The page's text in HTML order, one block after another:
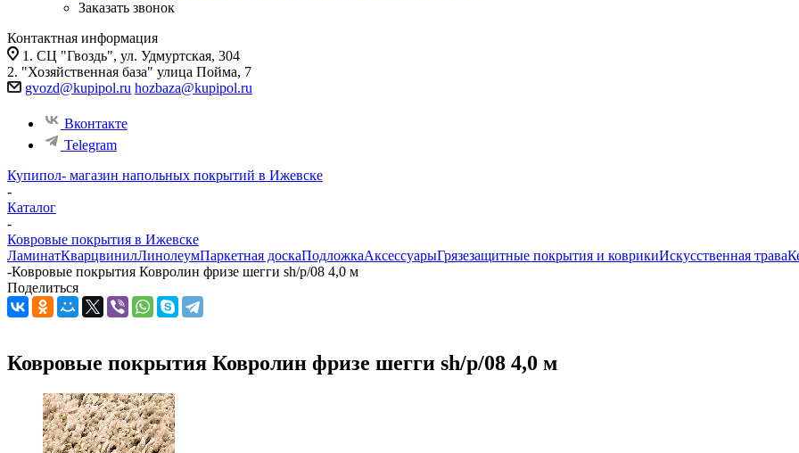
Заказать звонок
Контактная информация
1. СЦ "Гвоздь", ул. Удмуртская, 304
2. "Хозяйственная база" улица Пойма, 7
gvozd@kupipol.ru hozbaza@kupipol.ru
Вконтакте
Telegram
Купипол- магазин напольных покрытий в Ижевске
-
Каталог
-
Ковровые покрытия в Ижевске
ЛаминатКварцвинилЛинолеумПаркетная доскаПодложкаАксессуарыГрязезащитные покрытия и коврикиИскусственная трава
-Ковровые покрытия Ковролин фризе шегги sh/p/08 4,0 м
Поделиться
Ковровые покрытия Ковролин фризе шегги sh/p/08 4,0 м